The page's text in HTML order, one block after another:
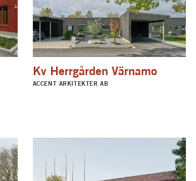
Kv Herrgården Värnamo
ACCENT ARKITEKTER AB